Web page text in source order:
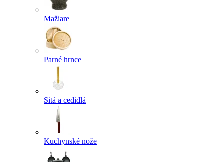
Mažiare
Parné hrnce
Sitá a cedidlá
Kuchynské nože